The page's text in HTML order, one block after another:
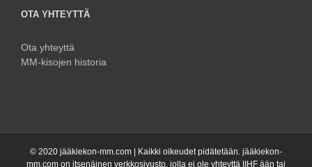
OTA YHTEYTTÄ
Ota yhteyttä
MM-kisojen historia
© 2020 jääkiekon-mm.com | Kaikki oikeudet pidätetään. jääkiekon-
mm.com on itsenäinen verkkosivusto, jolla ei ole yhteyttä IIHF ään tai